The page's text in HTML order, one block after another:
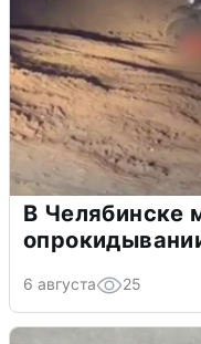
В Челябинске
6 августа 25